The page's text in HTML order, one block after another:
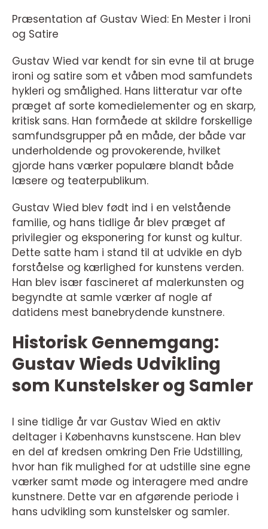
Præsentation af Gustav Wied: En Mester i Ironi
og Satire
Gustav Wied var kendt for sin evne til at bruge
ironi og satire som et våben mod samfundets
hykleri og smålighed. Hans litteratur var ofte
præget af sorte komedielementer og en skarp,
kritisk sans. Han formåede at skildre forskellige
samfundsgrupper på en måde, der både var
underholdende og provokerende, hvilket
gjorde hans værker populære blandt både
læsere og teaterpublikum.
Gustav Wied blev født ind i en velstående
familie, og hans tidlige år blev præget af
privilegier og eksponering for kunst og kultur.
Dette satte ham i stand til at udvikle en dyb
forståelse og kærlighed for kunstens verden.
Han blev især fascineret af malerkunsten og
begyndte at samle værker af nogle af
datidens mest banebrydende kunstnere.
Historisk Gennemgang:
Gustav Wieds Udvikling
som Kunstelsker og Samler
I sine tidlige år var Gustav Wied en aktiv
deltager i Københavns kunstscene. Han blev
en del af kredsen omkring Den Frie Udstilling,
hvor han fik mulighed for at udstille sine egne
værker samt møde og interagere med andre
kunstnere. Dette var en afgørende periode i
hans udvikling som kunstelsker og samler.